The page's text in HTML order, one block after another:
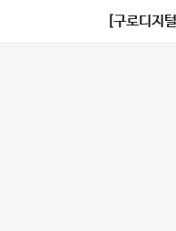
[구로디지